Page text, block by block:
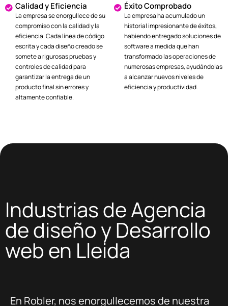
Calidad y Eficiencia
La empresa se enorgullece de su
compromiso con la calidad y la
eficiencia. Cada línea de código
escrita y cada diseño creado se
somete a rigurosas pruebas y
controles de calidad para
garantizar la entrega de un
producto final sin errores y
altamente confiable.
Éxito Comprobado
La empresa ha acumulado un
historial impresionante de éxitos,
habiendo entregado soluciones de
software a medida que han
transformado las operaciones de
numerosas empresas, ayudándolas
a alcanzar nuevos niveles de
eficiencia y productividad.
Industrias de Agencia
de diseño y Desarrollo
web en Lleida
En Robler, nos enorgullecemos de nuestra